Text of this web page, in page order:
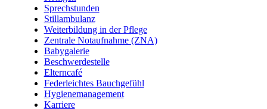
Sprechstunden
Stillambulanz
Weiterbildung in der Pflege
Zentrale Notaufnahme (ZNA)
Babygalerie
Beschwerdestelle
Elterncafé
Federleichtes Bauchgefühl
Hygienemanagement
Karriere